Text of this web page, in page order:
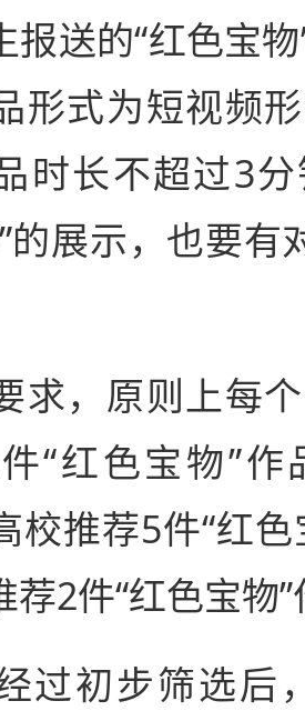
报送的“红色宝
形式为短视频
时长不超过3
的展示，也要有
，原则上每个
“红色宝物”
校推荐5件“红
荐2件“红色宝物
初步筛选后